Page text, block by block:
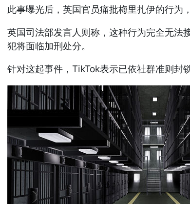
此事曝光后，英国官员痛批梅里扎伊的行为
英国司法部发言人则称，这种行为完全无法
犯将面临加刑处分。
针对这起事件，TikTok表示已依社群准则封